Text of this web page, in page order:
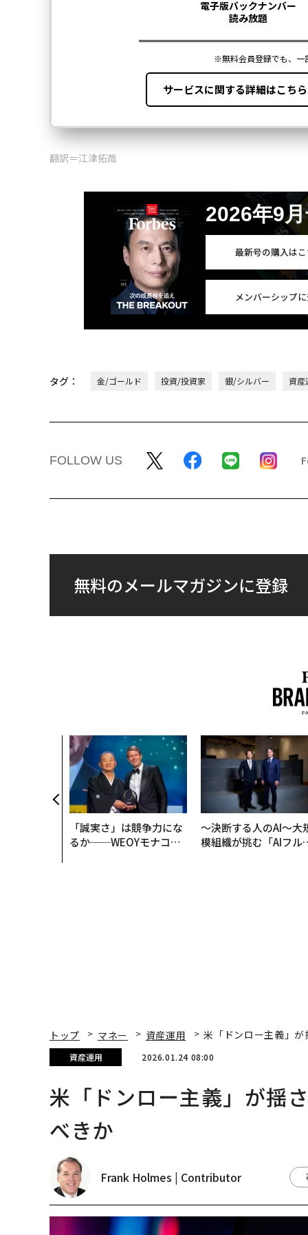
翻訳＝江津拓哉
2026年9
最新号の購入は
メンバーシップ
タグ： 金/ゴールド 投資/投資家 銀/シルバー 資産
FOLLOW US
無料のメールマガジンに登録
「誠実さ」は競争力にな
るか──WEOYモナコで
〜決断する人のAI〜大
模組織が挑む「AIフル
トップ マネー 資産運用 米「ドンロー主義」
資産運用 2026.01.24 08:00
米「ドンロー主義」が揺
べきか
Frank Holmes | Contributor